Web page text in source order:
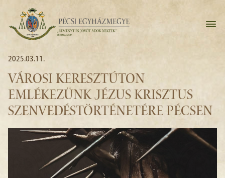
2025.03.11.
VÁROSI KERESZTÚTON
EMLÉKEZÜNK JÉZUS KRISZTUS
SZENVEDÉSTÖRTÉNETÉRE PÉCSEN